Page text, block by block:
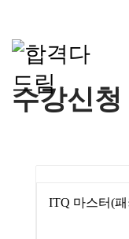
수강신청
ITQ 마스터(